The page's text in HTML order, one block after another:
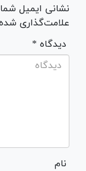
نشانی ایمیل
علامت‌گذاری
* دیدگاه
نام